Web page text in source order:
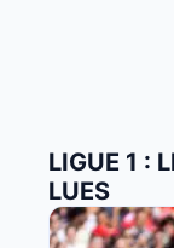
LIGUE 1 :
LUES